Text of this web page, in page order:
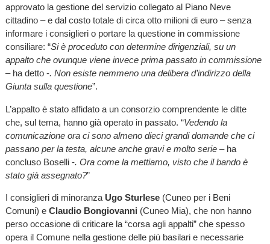
approvato la gestione del servizio collegato al Piano Neve
cittadino – e dal costo totale di circa otto milioni di euro – senza
informare i consiglieri o portare la questione in commissione
consiliare: “Si è proceduto con determine dirigenziali, su un
appalto che ovunque viene invece prima passato in commissione
– ha detto -. Non esiste nemmeno una delibera d’indirizzo della
Giunta sulla questione”.
L’appalto è stato affidato a un consorzio comprendente le ditte
che, sul tema, hanno già operato in passato. “Vedendo la
comunicazione ora ci sono almeno dieci grandi domande che ci
passano per la testa, alcune anche gravi e molto serie– ha
concluso Boselli -. Ora come la mettiamo, visto che il bando è
stato già assegnato?”
I consiglieri di minoranza Ugo Sturlese(Cuneo per i Beni
Comuni) e Claudio Bongiovanni (Cuneo Mia), che non hanno
perso occasione di criticare la “corsa agli appalti” che spesso
opera il Comune nella gestione delle più basilari e necessarie